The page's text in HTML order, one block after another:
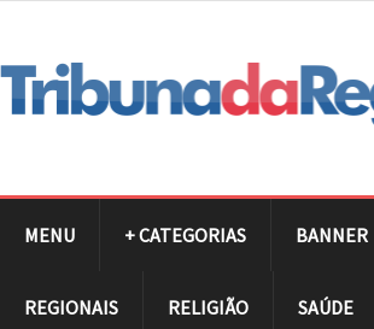
MENU + CATEGORIAS BANNER
REGIONAIS RELIGIÃO SAÚDE